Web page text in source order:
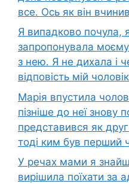
все. Ось як він
Я випадково почула,
запропонувала
з нею. Я не дихала і
відповість мій
Марія впустила
пізніше до неї знову
представився як
тоді ким був перший
У речах мами я
вирішила поїхати за